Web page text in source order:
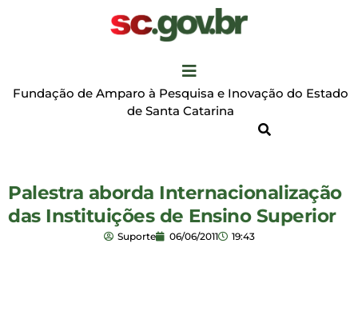
Fundação de Amparo à Pesquisa e Inovação do Estado
de Santa Catarina
Palestra aborda Internacionalização
das Instituições de Ensino Superior
Suporte 06/06/2011 19:43